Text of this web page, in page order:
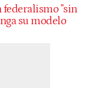
federalismo "sin
su modelo